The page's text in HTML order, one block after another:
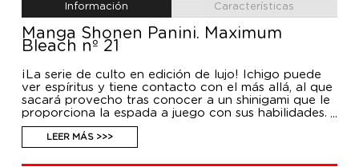
Información Características
Manga Shonen Panini. Maximum
Bleach nº 21
¡La serie de culto en edición de lujo! Ichigo puede
ver espíritus y tiene contacto con el más allá, al que
sacará provecho tras conocer a un shinigami que le
proporciona la espada a juego con sus habilidades.
LEER MÁS >>>